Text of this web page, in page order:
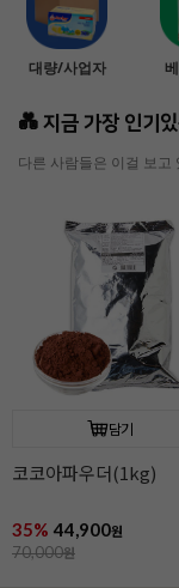
대량/사업자
💑 지금 가장 인기
다른 사람들은 이걸 보고
담기
코코아파우더(1kg)
35% 44,900원
70,000원